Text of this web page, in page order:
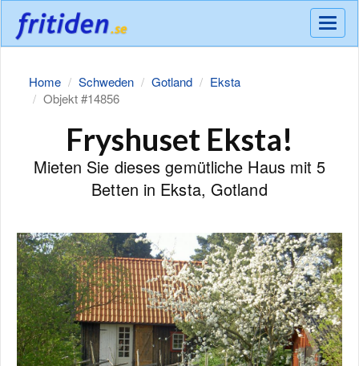
Meny
Home Schweden Gotland
Eksta
Objekt #14856
Fryshuset Eksta!
Mieten Sie dieses gemütliche Haus mit 5
Betten in Eksta, Gotland